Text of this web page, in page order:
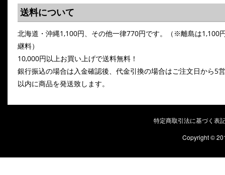
送料について
北海道・沖縄1,100円、その他一律770円です。（※離島は1,100
継料）
10,000円以上お買い上げで送料無料！
銀行振込の場合は入金確認後、代金引換の場合はご注文日から5
以内に商品を発送致します。
特定商取引法に基づく表
Copyright ©